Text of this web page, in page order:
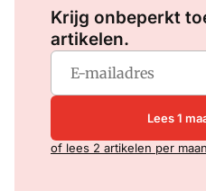
Krijg onbeperkt
artikelen.
Lees 1
of lees 2 artikelen per